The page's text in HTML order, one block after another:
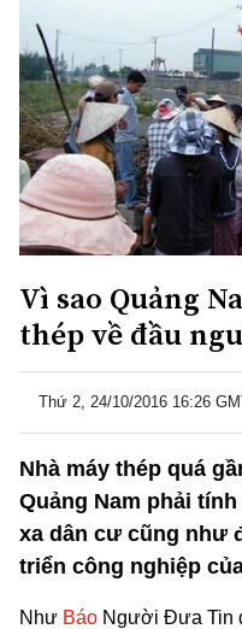
Vì sao Quảng
thép về đầu
Thứ 2, 24/10/2016 16:26
Nhà máy thép quá
Quảng Nam phải
xa dân cư cũng như
triển công nghiệp
Như Báo Người Đưa Tin